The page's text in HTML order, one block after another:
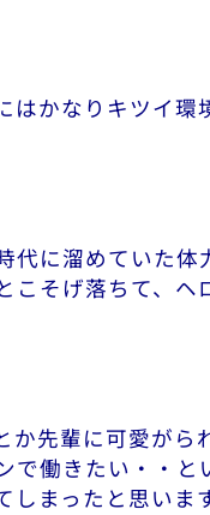
はかなりキツイ環
代に溜めていた体
こそげ落ちて、ヘ
か先輩に可愛がら
で働きたい・・と
しまったと思いま